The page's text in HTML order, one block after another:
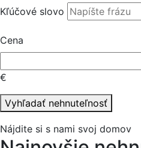
Kľúčové slovo
Cena
€
Vyhľadať nehnuteľnosť
Nájdite si s nami svoj domov